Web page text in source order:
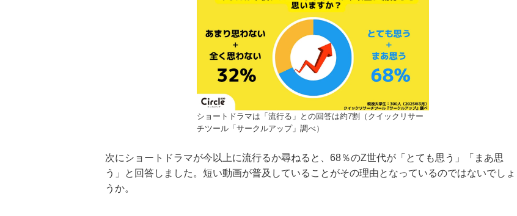
ショートドラマは「流行る」との回答は約7割（クイックリサー
チツール「サークルアップ」調べ）
次にショートドラマが今以上に流行るか尋ねると、68％のZ世代が「とても思う」「まあ思
う」と回答しました。短い動画が普及していることがその理由となっているのではないでしょ
うか。